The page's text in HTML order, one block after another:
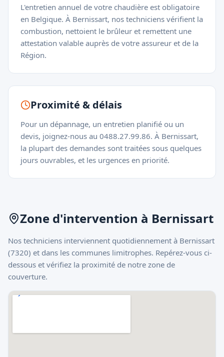
L'entretien annuel de votre chaudière est obligatoire
en Belgique. À Bernissart, nos techniciens vérifient la
combustion, nettoient le brûleur et remettent une
attestation valable auprès de votre assureur et de la
Région.
Proximité & délais
Pour un dépannage, un entretien planifié ou un
devis, joignez-nous au 0488.27.99.86. À Bernissart,
la plupart des demandes sont traitées sous quelques
jours ouvrables, et les urgences en priorité.
Zone d'intervention à Bernissart
Nos techniciens interviennent quotidiennement à Bernissart
(7320) et dans les communes limitrophes. Repérez-vous ci-
dessous et vérifiez la proximité de notre zone de
couverture.